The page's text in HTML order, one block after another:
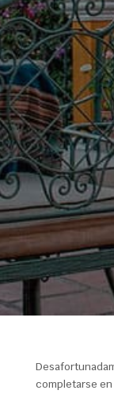
completarse